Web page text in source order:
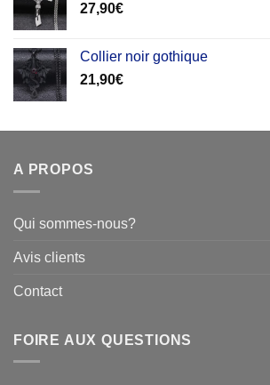
27,90€
Collier noir gothique
21,90€
A PROPOS
Qui sommes-nous?
Avis clients
Contact
FOIRE AUX QUESTIONS